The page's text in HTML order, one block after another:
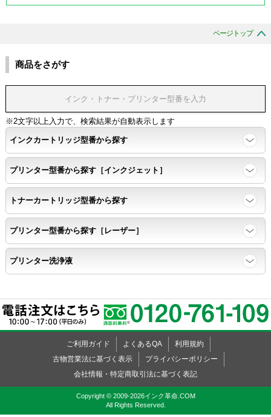
ページトップ
商品をさがす
※2文字以上入力で、検索結果が自動表示します
インクカートリッジ型番から探す
プリンター型番から探す［インクジェット］
トナーカートリッジ型番から探す
プリンター型番から探す［レーザー］
プリンター洗浄液
ご利用ガイド よくあるQA
利用規約
古物営業法に基づく表示
プライバシーポリシー
会社情報・特定商取引法に基づく表記
Copyright © 2009-2026インク革命.COM
All Rights Reserved.